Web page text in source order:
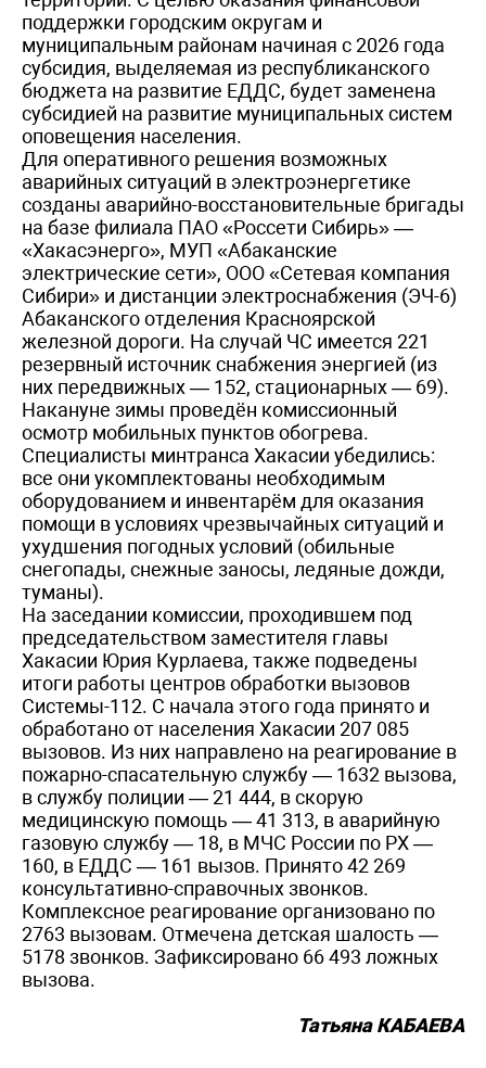
поддержки городским округам и
муниципальным районам начиная с 2026 года
субсидия, выделяемая из республиканского
бюджета на развитие ЕДДС, будет заменена
субсидией на развитие муниципальных систем
оповещения населения.
Для оперативного решения возможных
аварийных ситуаций в электроэнергетике
созданы аварийно-восстановительные бригады
на базе филиала ПАО «Россети Сибирь» —
«Хакас­энерго», МУП «Абаканские
электрические сети», ООО «Сетевая компания
Сибири» и дистанции электроснабжения (ЭЧ-6)
Абаканского отделения Красноярской
железной дороги. На случай ЧС имеется 221
резервный источник снабжения энергией (из
них передвижных — 152, стационарных — 69).
Накануне зимы проведён комиссионный
осмотр мобильных пунктов обогрева.
Специалисты минтранса Хакасии убедились:
все они укомплектованы необходимым
оборудованием и инвентарём для оказания
помощи в условиях чрезвычайных ситуаций и
ухудшения погодных условий (обильные
снегопады, снежные заносы, ледяные дожди,
туманы).
На заседании комиссии, проходившем под
председательством заместителя главы
Хакасии Юрия Курлаева, также подведены
итоги работы центров обработки вызовов
Системы-112. С начала этого года принято и
обработано от населения Хакасии 207 085
вызовов. Из них направлено на реагирование в
пожарно-спасательную службу — 1632 вызова,
в службу полиции — 21 444, в скорую
медицинскую помощь — 41 313, в аварийную
газовую службу — 18, в МЧС России по РХ —
160, в ЕДДС — 161 вызов. Принято 42 269
консультативно-справочных звонков.
Комплексное реагирование организовано по
2763 вызовам. Отмечена детская шалость —
5178 звонков. Зафиксировано ­66 493 ложных
вызова.
Татьяна КАБАЕВА